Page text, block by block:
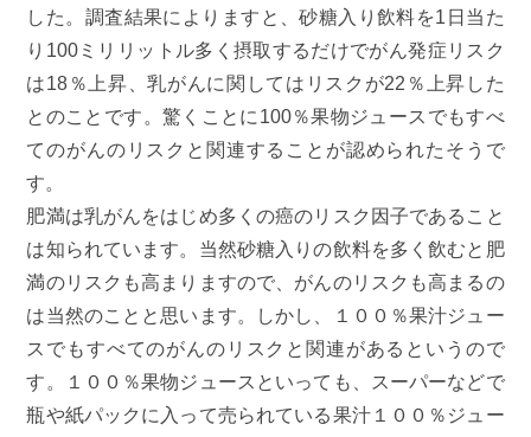
した。調査結果によりますと、砂糖入り飲料を1日当た
り100ミリリットル多く摂取するだけでがん発症リスク
は18％上昇、乳がんに関してはリスクが22％上昇した
とのことです。驚くことに100％果物ジュースでもすべ
てのがんのリスクと関連することが認められたそうで
す。
肥満は乳がんをはじめ多くの癌のリスク因子であること
は知られています。当然砂糖入りの飲料を多く飲むと肥
満のリスクも高まりますので、がんのリスクも高まるの
は当然のことと思います。しかし、１００％果汁ジュー
スでもすべてのがんのリスクと関連があるというので
す。１００％果物ジュースといっても、スーパーなどで
瓶や紙パックに入って売られている果汁１００％ジュー